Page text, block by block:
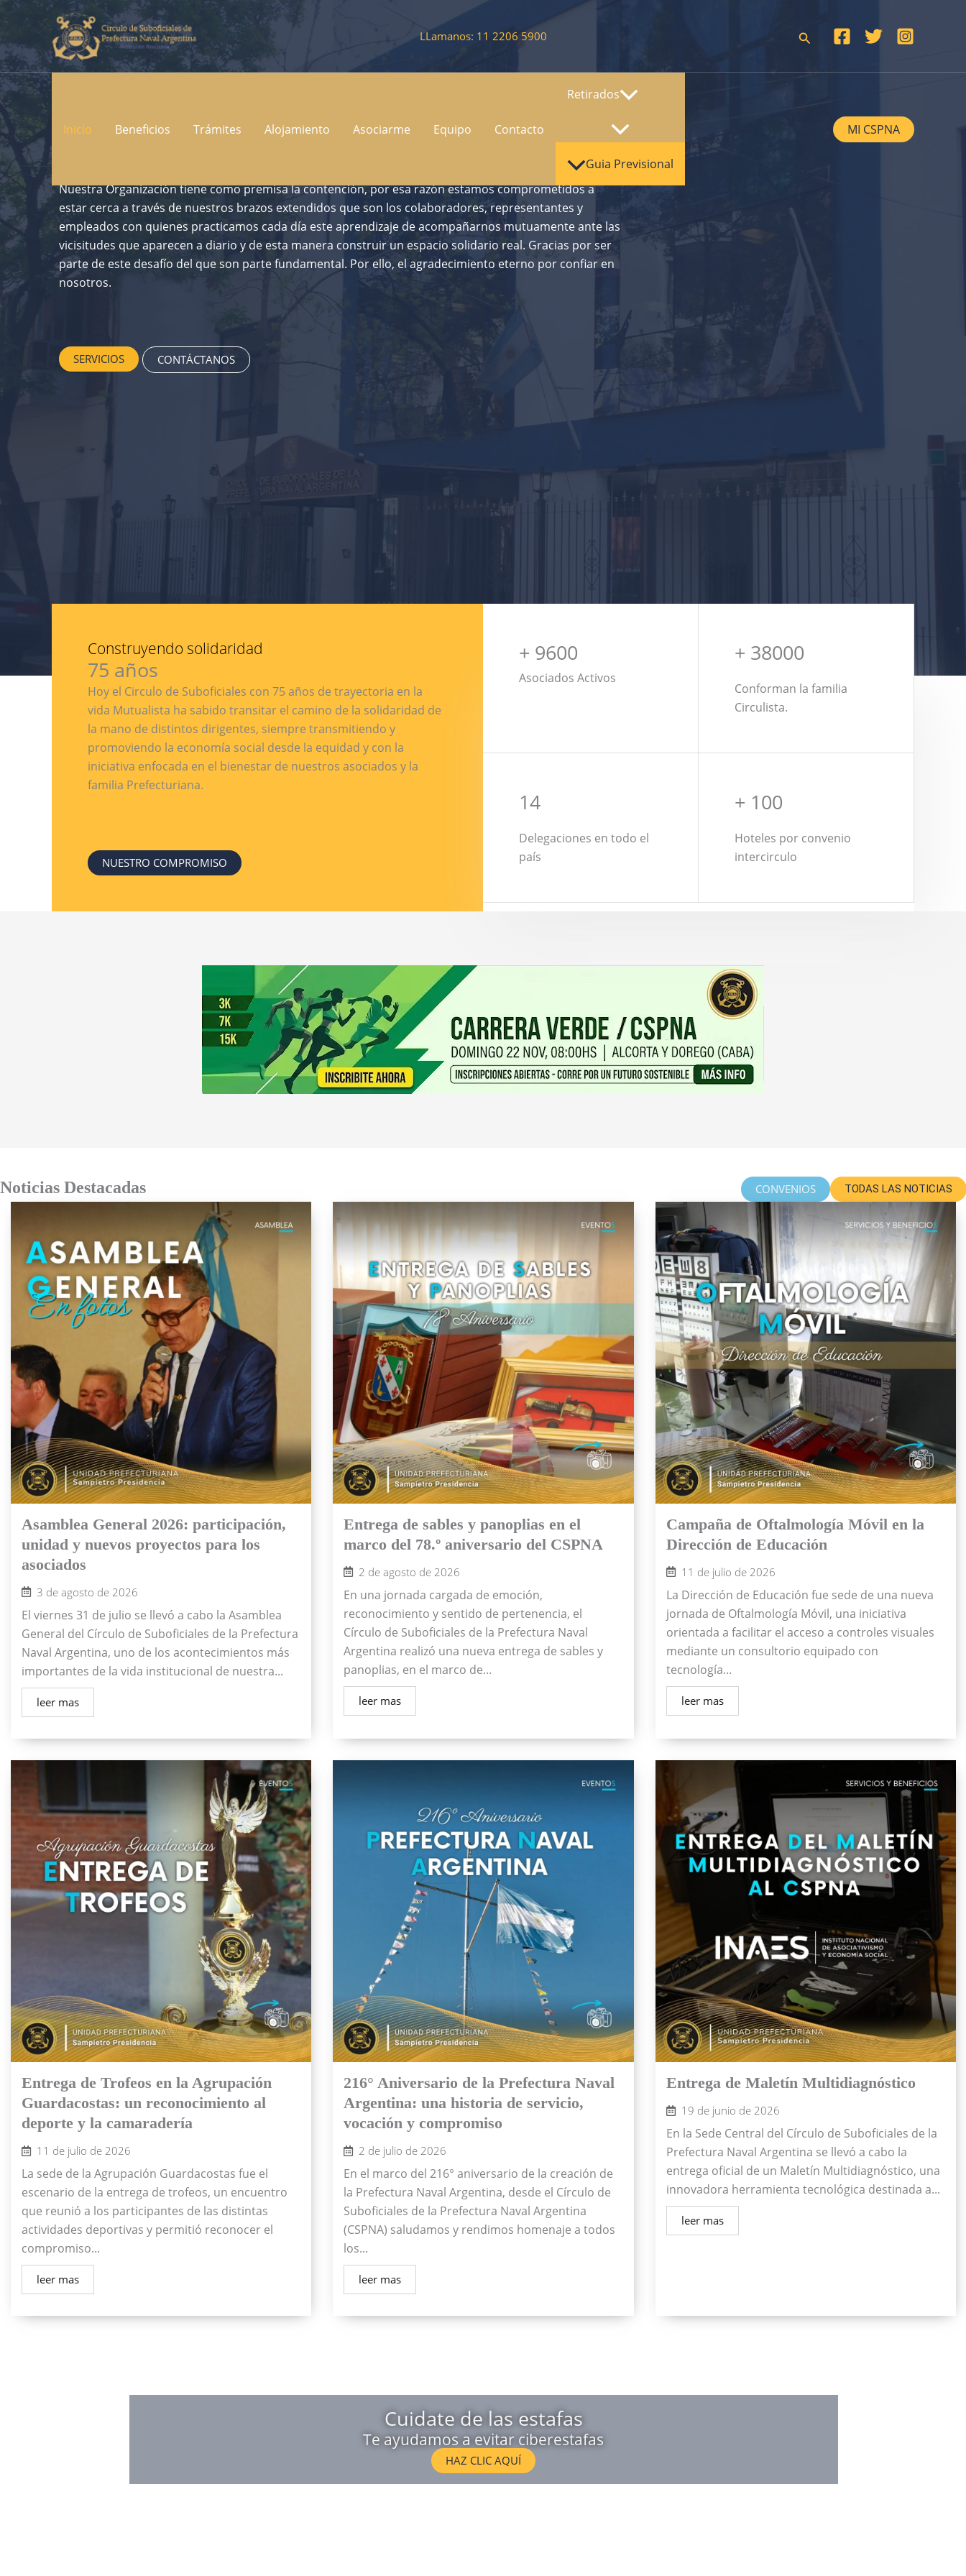
al
contenido
LLamanos: 11 2206 5900 Buscar
Inicio Beneficios Trámites Alojamiento Asociarme Equipo Contacto
Retirados
Guia Previsional
MI CSPNA
Nuestra Organización tiene como premisa la contención, por esa razón estamos comprometidos a
estar cerca a través de nuestros brazos extendidos que son los colaboradores, representantes y
empleados con quienes practicamos cada día este aprendizaje de acompañarnos mutuamente ante las
vicisitudes que aparecen a diario y de esta manera construir un espacio solidario real. Gracias por ser
parte de este desafío del que son parte fundamental. Por ello, el agradecimiento eterno por confiar en
nosotros.
SERVICIOS CONTÁCTANOS
Construyendo solidaridad
75 años
Hoy el Circulo de Suboficiales con 75 años de trayectoria en la
vida Mutualista ha sabido transitar el camino de la solidaridad de
la mano de distintos dirigentes, siempre transmitiendo y
promoviendo la economía social desde la equidad y con la
iniciativa enfocada en el bienestar de nuestros asociados y la
familia Prefecturiana.
NUESTRO COMPROMISO
+ 9600
Asociados Activos
+ 38000
Conforman la familia
Circulista.
14
Delegaciones en todo el
país
+ 100
Hoteles por convenio
intercirculo
Noticias Destacadas CONVENIOS TODAS LAS NOTICIAS
Asamblea General 2026: participación,
unidad y nuevos proyectos para los
asociados
3 de agosto de 2026
El viernes 31 de julio se llevó a cabo la Asamblea
General del Círculo de Suboficiales de la Prefectura
Naval Argentina, uno de los acontecimientos más
importantes de la vida institucional de nuestra...
leer mas
Entrega de sables y panoplias en el
marco del 78.º aniversario del CSPNA
2 de agosto de 2026
En una jornada cargada de emoción,
reconocimiento y sentido de pertenencia, el
Círculo de Suboficiales de la Prefectura Naval
Argentina realizó una nueva entrega de sables y
panoplias, en el marco de...
leer mas
Campaña de Oftalmología Móvil en la
Dirección de Educación
11 de julio de 2026
La Dirección de Educación fue sede de una nueva
jornada de Oftalmología Móvil, una iniciativa
orientada a facilitar el acceso a controles visuales
mediante un consultorio equipado con
tecnología...
leer mas
Entrega de Trofeos en la Agrupación
Guardacostas: un reconocimiento al
deporte y la camaradería
11 de julio de 2026
La sede de la Agrupación Guardacostas fue el
escenario de la entrega de trofeos, un encuentro
que reunió a los participantes de las distintas
actividades deportivas y permitió reconocer el
compromiso...
leer mas
216° Aniversario de la Prefectura Naval
Argentina: una historia de servicio,
vocación y compromiso
2 de julio de 2026
En el marco del 216° aniversario de la creación de
la Prefectura Naval Argentina, desde el Círculo de
Suboficiales de la Prefectura Naval Argentina
(CSPNA) saludamos y rendimos homenaje a todos
los...
leer mas
Entrega de Maletín Multidiagnóstico
19 de junio de 2026
En la Sede Central del Círculo de Suboficiales de la
Prefectura Naval Argentina se llevó a cabo la
entrega oficial de un Maletín Multidiagnóstico, una
innovadora herramienta tecnológica destinada a...
leer mas
Cuidate de las estafas
Te ayudamos a evitar ciberestafas
HAZ CLIC AQUÍ